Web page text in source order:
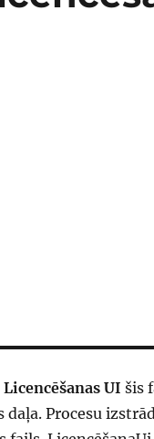
UI šis
daļa. Procesu